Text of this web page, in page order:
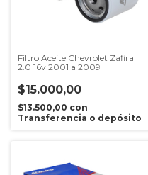
Filtro Aceite Chevrolet Zafira
2.0 16v 2001 a 2009
$15.000,00
$13.500,00 con
Transferencia o depósito